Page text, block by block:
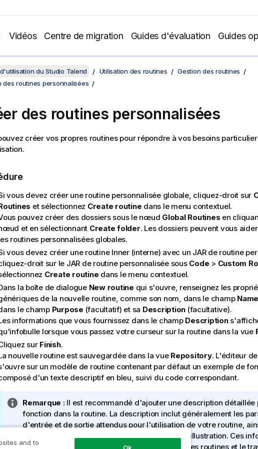
Vidéos Centre de migration Guides d'évaluation Guides
du Studio Talend Utilisation des routines
Gestion des routines
des routines personnalisées
des routines personnalisées
créer vos propres routines pour répondre à vos besoins
vous devez créer une routine personnalisée globale, cliquez-droit sur
et sélectionnez Create routine dans le menu contextuel.
pouvez créer des dossiers sous le nœud Global Routines en
et en sélectionnant Create folder. Les dossiers peuvent vous
routines personnalisées globales.
vous devez créer une routine Inner (interne) avec un JAR de routine
droit sur le JAR de routine personnalisée sous Code > Custom
Create routine dans le menu contextuel.
la boîte de dialogue New routine qui s'ouvre, renseignez les
de la nouvelle routine, comme son nom, dans le champ Name
le champ Purpose (facultatif) et sa Description (facultative).
informations que vous fournissez dans le champ Description
lorsque vous passez votre curseur sur la routine dans la vue
sur Finish.
nouvelle routine est sauvegardée dans la vue Repository. L'éditeur
sur un modèle de routine contenant par défaut un exemple de
d'un texte descriptif en bleu, suivi du code correspondant.
N
o
t
I
Remarque :Il est recommandé d'ajouter une description détaillée
fonction dans la routine. La description inclut généralement les
d'entrée et de sortie attendus pour l'utilisation de votre routine,
résultat retourné par la routine et un exemple d'illustration. Ces
sont généralement utiles pour la maintenance des routines et le
and to